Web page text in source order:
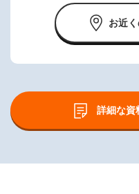
お近
詳細な資